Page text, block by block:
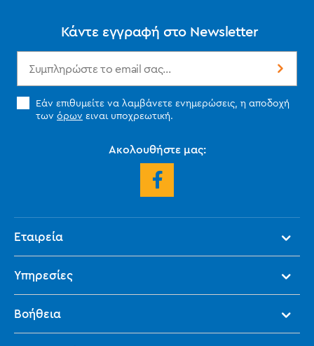
Κάντε εγγραφή στο Newsletter
Εάν επιθυμείτε να λαμβάνετε ενημερώσεις, η αποδοχή
των όρων ειναι υποχρεωτική.
Ακολουθήστε μας:
Εταιρεία
Υπηρεσίες
Βοήθεια